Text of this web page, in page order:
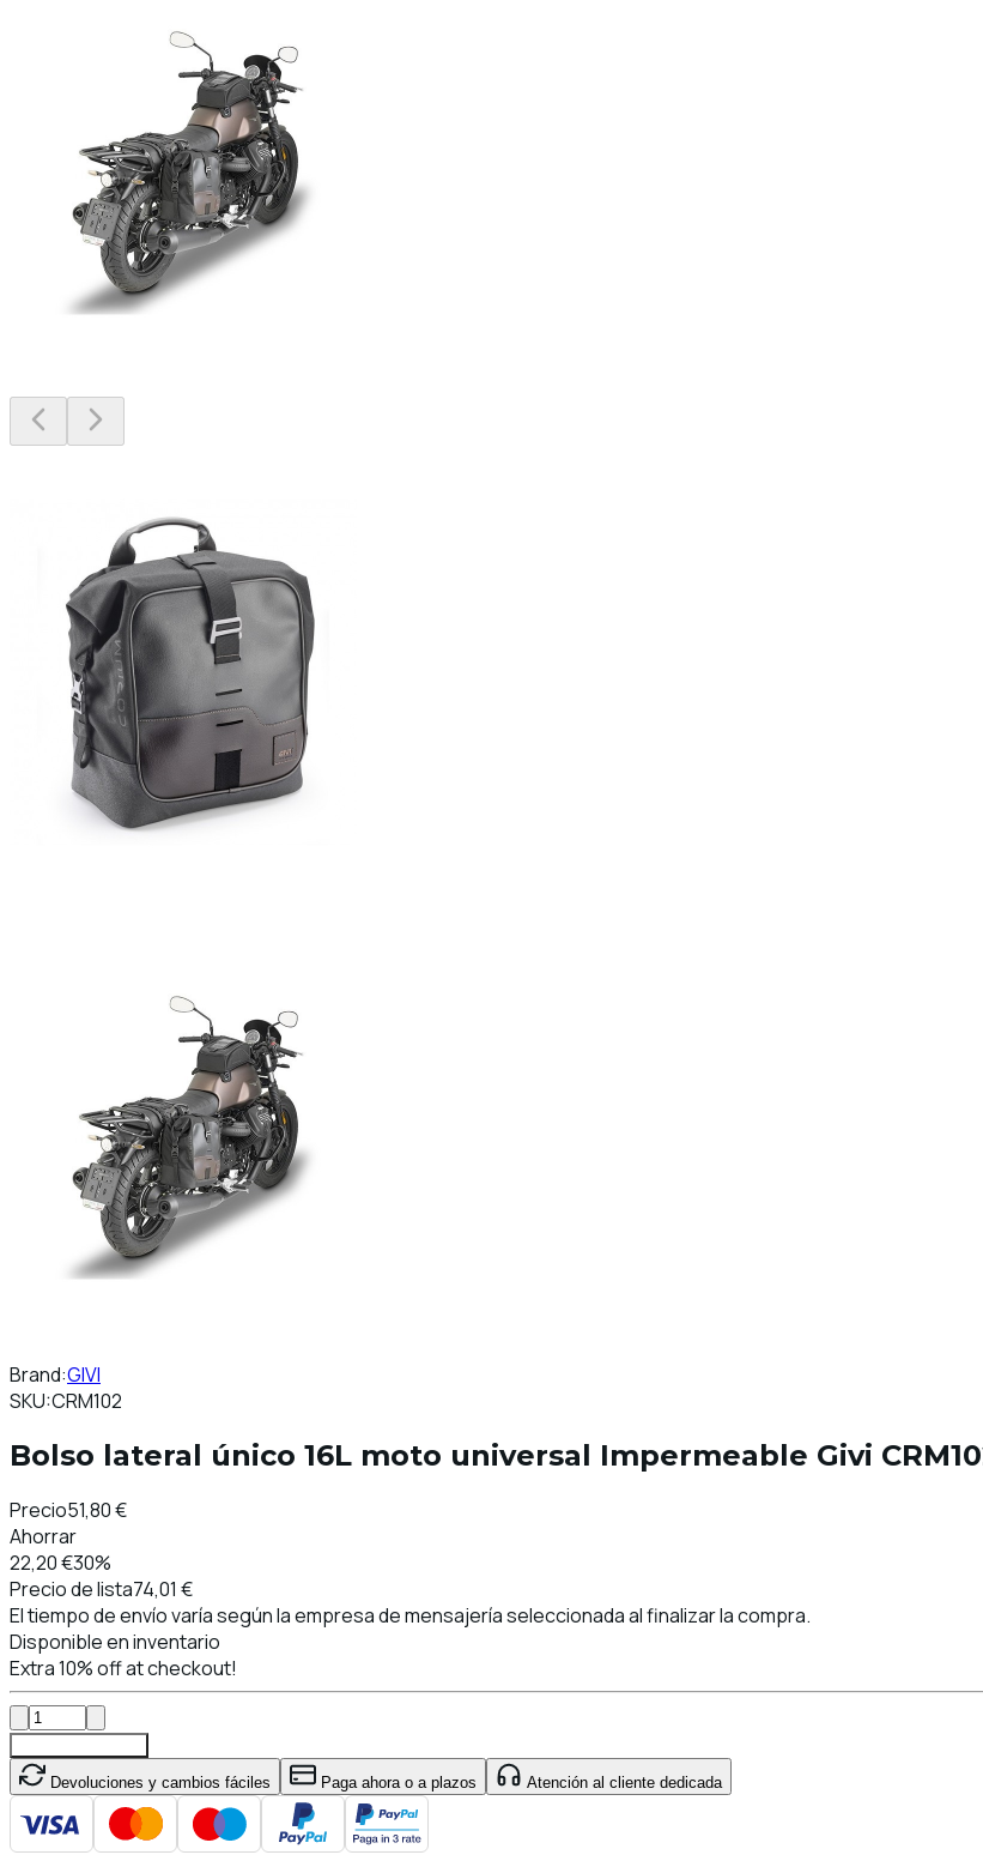
Brand:GIVI
SKU:CRM102
Bolso lateral único 16L moto universal Impermeable Givi
Precio51,80 €
Ahorrar
22,20 €30%
Precio de lista74,01 €
El tiempo de envío varía según la empresa de mensajería seleccionada al finalizar la compra.
Disponible en inventario
Extra 10% off at checkout!
Devoluciones y cambios fáciles Paga ahora o a plazos Atención al cliente dedicada